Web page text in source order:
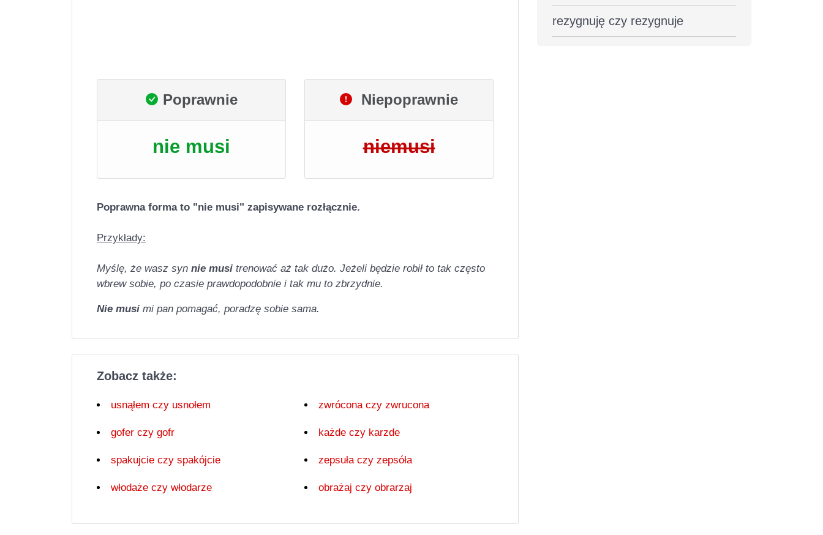
Poprawnie
nie musi
Niepoprawnie
niemusi
Poprawna forma to "nie musi" zapisywane rozłącznie.
Przykłady:
Myślę, że wasz syn nie musi trenować aż tak dużo. Jeżeli będzie robił to tak często
wbrew sobie, po czasie prawdopodobnie i tak mu to zbrzydnie.
Nie musi mi pan pomagać, poradzę sobie sama.
Zobacz także:
usnąłem czy usnołem zwrócona czy zwrucona
gofer czy gofr każde czy karzde
spakujcie czy spakójcie zepsuła czy zepsóła
włodaże czy włodarze obrażaj czy obrarzaj
rezygnuję czy rezygnuje